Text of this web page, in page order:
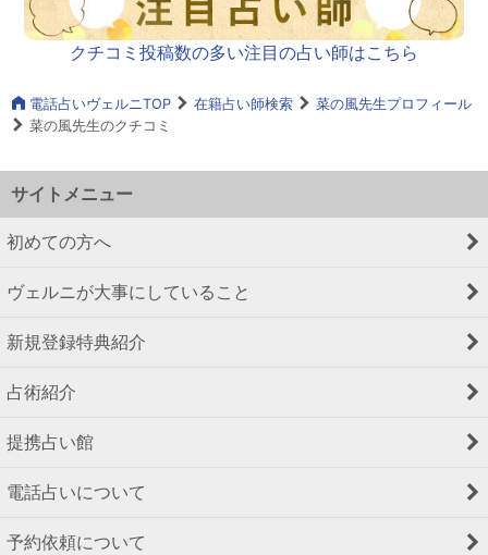
クチコミ投稿数の多い注目の占い師はこちら
電話占いヴェルニTOP 在籍占い師検索
菜の風先生プロフィール
菜の風先生のクチコミ
サイトメニュー
初めての方へ
ヴェルニが大事にしていること
新規登録特典紹介
占術紹介
提携占い館
電話占いについて
予約依頼について